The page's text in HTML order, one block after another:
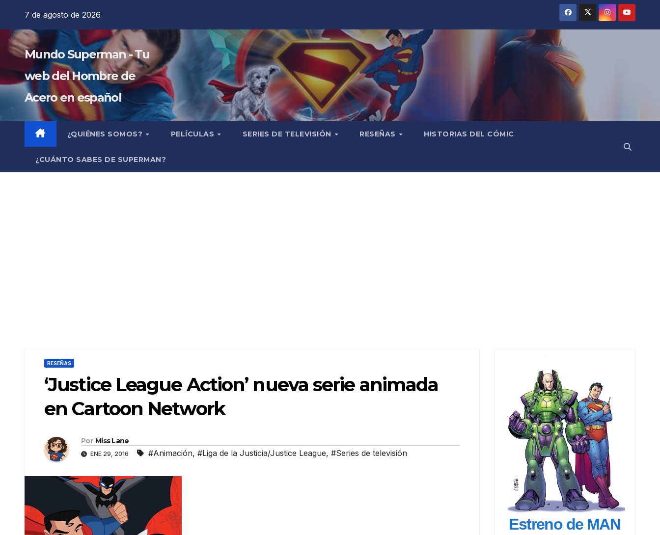
contenido
7 de agosto de 2026
Mundo Superman - Tu
web del Hombre de
Acero en español
¿QUIÉNES SOMOS? PELÍCULAS SERIES DE TELEVISIÓN RESEÑAS HISTORIAS DEL CÓMIC
¿CUÁNTO SABES DE SUPERMAN?
RESEÑAS
‘Justice League Action’ nueva serie animada
en Cartoon Network
Por Miss Lane
ENE 29, 2016 #Animación, #Liga de la Justicia/Justice League, #Series de televisión
Estreno de MAN